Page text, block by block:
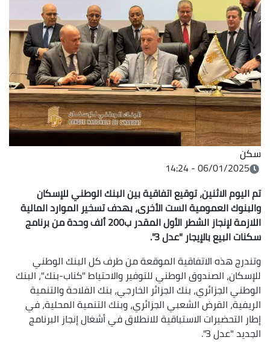
سكن
06/01/2025 - 14:24
تم اليوم الاثنين، توقيع اتفاقية بين البنك الوطني للإسكان
والبنوك العمومية الست الأخرى، بهدف تسخير الموارد المالية
اللازمة لإنجاز الشطر الأول المقدر ب200 ألف وحدة من برنامج
سكنات البيع بالإيجار "عدل 3".
وتندرج هذه الاتفاقية الموقعة من طرف كل البنك الوطني
للإسكان، الصندوق الوطني للتوفير والاحتياط "كناب-بنك"، البنك
الوطني الجزائري، بنك الجزائر الخارجي، بنك الفلاحة والتنمية
الريفية، القرض الشعبي الجزائري، وبنك التنمية المحلية، في
إطار التحضيرات الاستباقية للانطلاق في أشغال إنجاز البرنامج
الجديد "عدل 3".